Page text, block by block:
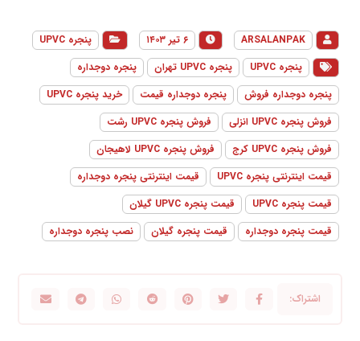
ARSALANPAK ۶ تیر ۱۴۰۳
پنجره UPVC
پنجره UPVC
پنجره UPVC تهران
پنجره دوجداره
پنجره دوجداره فروش
پنجره دوجداره قیمت
خرید پنجره UPVC
فروش پنجره UPVC انزلی
فروش پنجره UPVC رشت
فروش پنجره UPVC کرج
فروش پنجره UPVC لاهیجان
قیمت اینترنتی پنجره UPVC
قیمت اینترنتی پنجره دوجداره
قیمت پنجره UPVC
قیمت پنجره UPVC گیلان
قیمت پنجره دوجداره
قیمت پنجره گیلان نصب پنجره دوجداره